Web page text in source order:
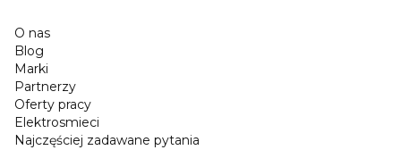
O nas
Blog
Marki
Partnerzy
Oferty pracy
Elektrosmieci
Najczęściej zadawane pytania